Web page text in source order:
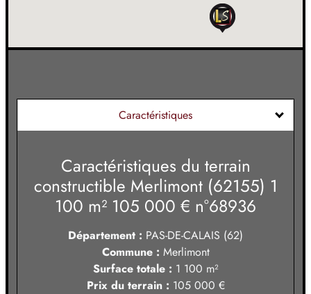
Caractéristiques
Caractéristiques du terrain
constructible Merlimont (62155) 1
100 m² 105 000 € n°68936
Département : PAS-DE-CALAIS (62)
Commune : Merlimont
Surface totale : 1 100 m²
Prix du terrain : 105 000 €